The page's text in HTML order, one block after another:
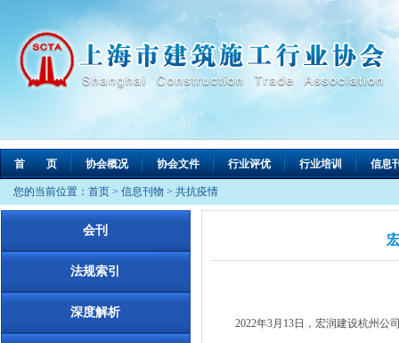
首 页 协会概况 协会文件 行业评优 行业培训 信息
您的当前位置： 首页 > 信息刊物 > 共抗疫情
会刊
法规索引
深度解析
2022年3月13日，宏润建设杭州公